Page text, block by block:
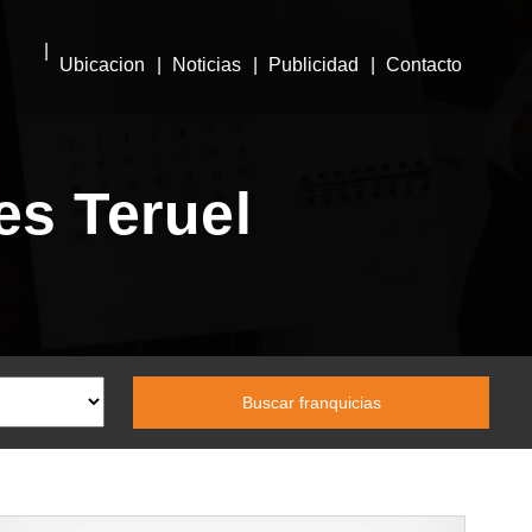
Ubicacion Noticias Publicidad Contacto
Teruel